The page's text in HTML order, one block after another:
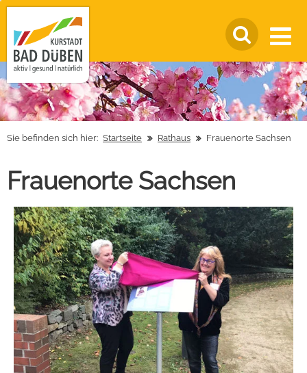
Sie befinden sich hier: Startseite Rathaus Frauenorte Sachsen
Frauenorte Sachsen